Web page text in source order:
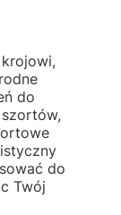
do
do
Twój